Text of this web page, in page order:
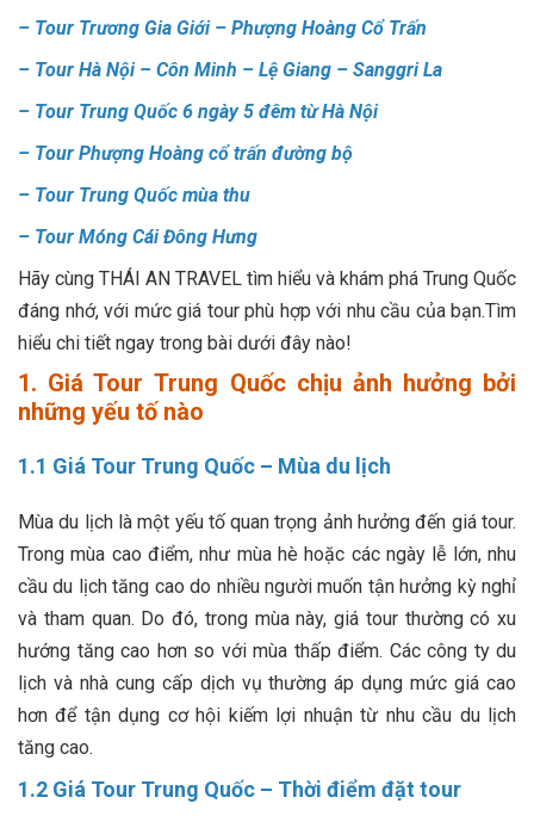
– Tour Trương Gia Giới – Phượng Hoàng Cổ Trấn
– Tour Hà Nội – Côn Minh – Lệ Giang – Sanggri La
– Tour Trung Quốc 6 ngày 5 đêm từ Hà Nội
– Tour Phượng Hoàng cổ trấn đường bộ
– Tour Trung Quốc mùa thu
– Tour Móng Cái Đông Hưng
Hãy cùng THÁI AN TRAVEL tìm hiểu và khám phá Trung Quốc
đáng nhớ, với mức giá tour phù hợp với nhu cầu của bạn.Tìm
hiểu chi tiết ngay trong bài dưới đây nào!
1. Giá Tour Trung Quốc chịu ảnh hưởng bởi
những yếu tố nào
1.1 Giá Tour Trung Quốc – Mùa du lịch
Mùa du lịch là một yếu tố quan trọng ảnh hưởng đến giá tour.
Trong mùa cao điểm, như mùa hè hoặc các ngày lễ lớn, nhu
cầu du lịch tăng cao do nhiều người muốn tận hưởng kỳ nghỉ
và tham quan. Do đó, trong mùa này, giá tour thường có xu
hướng tăng cao hơn so với mùa thấp điểm. Các công ty du
lịch và nhà cung cấp dịch vụ thường áp dụng mức giá cao
hơn để tận dụng cơ hội kiếm lợi nhuận từ nhu cầu du lịch
tăng cao.
1.2 Giá Tour Trung Quốc – Thời điểm đặt tour